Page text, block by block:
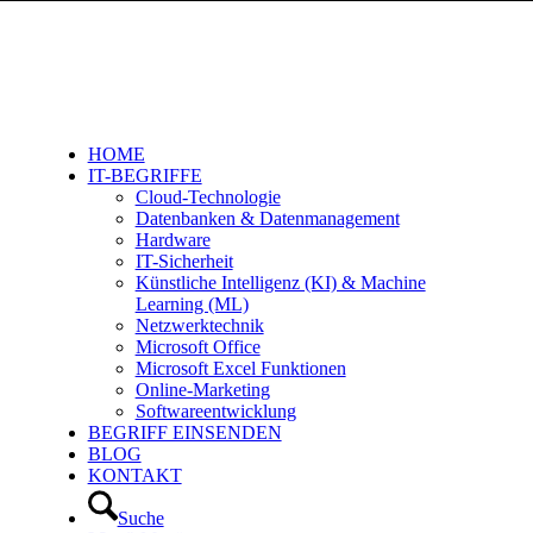
HOME
IT-BEGRIFFE
Cloud-Technologie
Datenbanken & Datenmanagement
Hardware
IT-Sicherheit
Künstliche Intelligenz (KI) & Machine
Learning (ML)
Netzwerktechnik
Microsoft Office
Microsoft Excel Funktionen
Online-Marketing
Softwareentwicklung
BEGRIFF EINSENDEN
BLOG
KONTAKT
Suche